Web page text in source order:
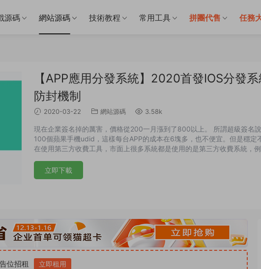
源碼 網站源碼 技術教程 常用工具 拼團代售 任務
【APP應用分發系統】2020首發IOS分發
防封機制
2020-03-22 網站源碼 3.58k
現在企業簽名掉的厲害，價格從200一月漲到了800以上。 所謂超級簽名
100個蘋果手機udid，這樣每台APP的成本在6塊多，也不便宜。但是穩
在使用第三方收費工具，市面上很多系統都是使用的是第三方收費系統，
立即下載
位招租 立即租用